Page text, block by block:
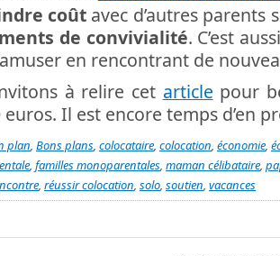
coût avec d’autres parents
de convivialité. C’est
en rencontrant de
à relire cet article pour
euros. Il est encore temps d’en
plan, Bons plans, colocataire, colocation, économie,
, familles monoparentales, maman célibataire,
, réussir colocation, solo, soutien, vacances